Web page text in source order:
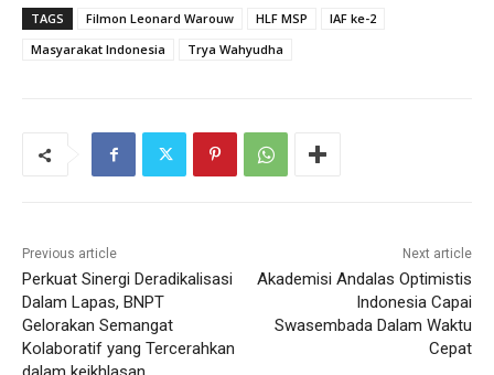
TAGS Filmon Leonard Warouw HLF MSP
IAF ke-2
Masyarakat Indonesia
Trya Wahyudha
Previous article
Perkuat Sinergi Deradikalisasi
Dalam Lapas, BNPT
Gelorakan Semangat
Kolaboratif yang Tercerahkan
Next article
Akademisi Andalas Optimistis
Indonesia Capai
Swasembada Dalam Waktu
Cepat